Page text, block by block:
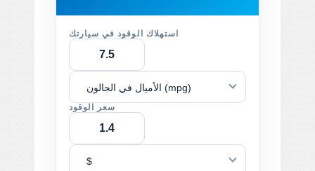
استهلاك الوقود في سيارتك
الأميال في الجالون (mpg)
سعر الوقود
$